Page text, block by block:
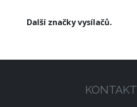
Další značky vysílačů.
KONTAKT